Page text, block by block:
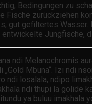
Bedingungen zu
zurückziehen
gut gefiltertes
Jungfische,
ndi Melanochromis
Mbuna“. Izi ndi
losalala, ndipo
ndi thupi la golide
ya buluu imakhala